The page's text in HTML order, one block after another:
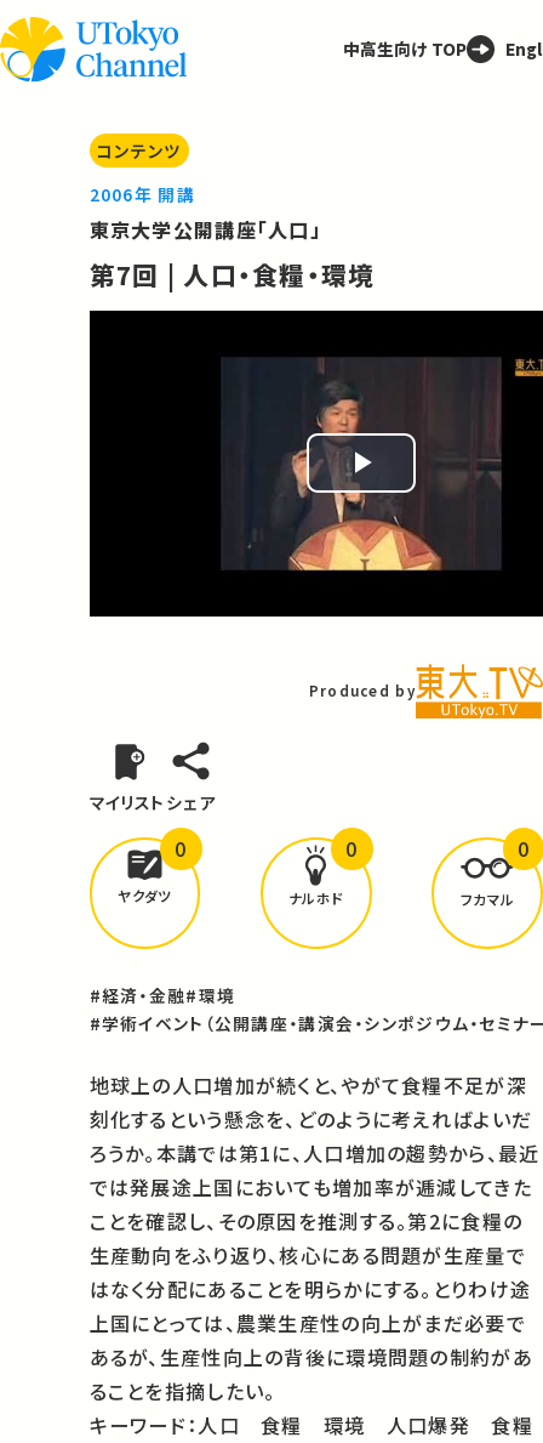
中高生向け TOP
コンテンツ
2006年 開講
東京大学公開講座「人口」
第7回 | 人口・食糧・環境
Play
Video
Produced by
マイリスト シェア
どんな学びがありましたか？
ヤクダツ
0
ナルホド
0
フカマル
0
#経済・金融#環境
#学術イベント（公開講座・講演会・シンポジウム・セミナ
地球上の人口増加が続くと、やがて食糧不足が深
刻化するという懸念を、どのように考えればよいだ
ろうか。本講では第1に、人口増加の趨勢から、最近
では発展途上国においても増加率が逓減してきた
ことを確認し、その原因を推測する。第2に食糧の
生産動向をふり返り、核心にある問題が生産量で
はなく分配にあることを明らかにする。とりわけ途
上国にとっては、農業生産性の向上がまだ必要で
あるが、生産性向上の背後に環境問題の制約があ
ることを指摘したい。
キーワード：人口 食糧 環境 人口爆発 食糧